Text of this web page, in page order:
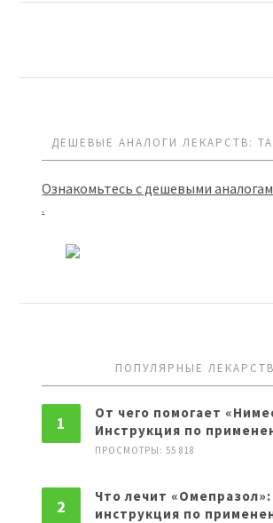
ДЕШЕВЫЕ АНАЛОГИ ЛЕКАРСТВ:
Ознакомьтесь с дешевыми
.
ПОПУЛЯРНЫЕ
От чего помогает
Инструкция по
ПРОСМОТРЫ: 55 818
Что лечит «Омепразол»:
инструкция по